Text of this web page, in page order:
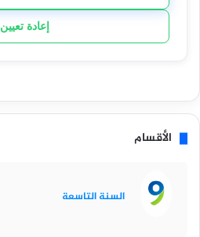
إعادة تعيين
الأقسام
السنة التاسعة